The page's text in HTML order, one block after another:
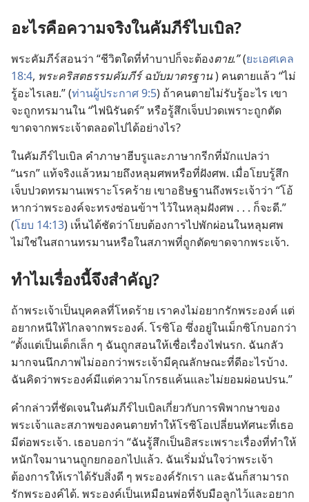
อะไร​คือ​ความ​จริง​ใน​คัมภีร์​ไบเบิล?
พระ​คัมภีร์​สอน​ว่า “ชีวิต​ใด​ที่​ทำ​บาป​ก็​จะ​ต้อง​ตาย.”(ยะเอศเคล
18:4, พระ​คริสตธรรม​คัมภีร์ ฉบับ​มาตรฐาน) คน​ตาย​แล้ว “ไม่​
รู้​อะไร​เลย.” (ท่าน​ผู้​ประกาศ 9:5) ถ้า​คน​ตาย​ไม่​รับ​รู้​อะไร เขา​
จะ​ถูก​ทรมาน​ใน “ไฟ​นิรันดร์” หรือ​รู้สึก​เจ็บ​ปวด​เพราะ​ถูก​ตัด​
ขาด​จาก​พระเจ้า​ตลอด​ไป​ได้​อย่าง​ไร?
ใน​คัมภีร์​ไบเบิล คำ​ภาษา​ฮีบรู​และ​ภาษา​กรีก​ที่​มัก​แปล​ว่า
“นรก” แท้​จริง​แล้ว​หมาย​ถึง​หลุม​ศพ​หรือ​ที่​ฝัง​ศพ. เมื่อ​โยบ​รู้สึก​
เจ็บ​ปวด​ทรมาน​เพราะ​โรค​ร้าย เขา​อธิษฐาน​ถึง​พระเจ้า​ว่า “โอ้​
หาก​ว่า​พระองค์​จะ​ทรง​ซ่อน​ข้า​ฯ ไว้​ใน​หลุม​ฝัง​ศพ . . . ก็​จะ​ดี.”
(โยบ 14:13) เห็น​ได้​ชัด​ว่า​โยบ​ต้องการ​ไป​พักผ่อน​ใน​หลุม​ศพ
ไม่​ใช่​ใน​สถาน​ทรมาน​หรือ​ใน​สภาพ​ที่​ถูก​ตัด​ขาด​จาก​พระเจ้า.
ทำไม​เรื่อง​นี้​จึง​สำคัญ?
ถ้า​พระเจ้า​เป็น​บุคคล​ที่​โหด​ร้าย เรา​คง​ไม่​อยาก​รัก​พระองค์ แต่​
อยาก​หนี​ให้​ไกล​จาก​พระองค์. โร​ซิ​โอ ซึ่ง​อยู่​ใน​เม็กซิโก​บอก​ว่า
“ตั้ง​แต่​เป็น​เด็ก​เล็ก ๆ ฉัน​ถูก​สอน​ให้​เชื่อ​เรื่อง​ไฟ​นรก. ฉัน​กลัว​
มาก​จน​นึก​ภาพ​ไม่​ออก​ว่า​พระเจ้า​มี​คุณลักษณะ​ที่​ดี​อะไร​บ้าง.
ฉัน​คิด​ว่า​พระองค์​มี​แต่​ความ​โกรธ​แค้น​และ​ไม่​ยอม​ผ่อนปรน.”
คำ​กล่าว​ที่​ชัดเจน​ใน​คัมภีร์​ไบเบิล​เกี่ยว​กับ​การ​พิพากษา​ของ​
พระเจ้า​และ​สภาพ​ของ​คน​ตาย​ทำ​ให้​โร​ซิ​โอ​เปลี่ยน​ทัศนะ​ที่​เธอ​
มี​ต่อ​พระเจ้า. เธอ​บอก​ว่า “ฉัน​รู้สึก​เป็น​อิสระ​เพราะ​เรื่อง​ที่​ทำ​ให้​
หนัก​ใจ​มา​นาน​ถูก​ยก​ออก​ไป​แล้ว. ฉัน​เริ่ม​มั่น​ใจ​ว่า​พระเจ้า​
ต้องการ​ให้​เรา​ได้​รับ​สิ่ง​ดี ๆ พระองค์​รัก​เรา และ​ฉัน​ก็​สามารถ​
รัก​พระองค์​ได้. พระองค์​เป็น​เหมือน​พ่อ​ที่​จับ​มือ​ลูก​ไว้​และ​อยาก​